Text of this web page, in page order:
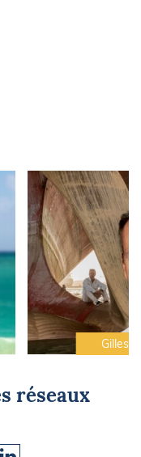
Gilles
réseaux